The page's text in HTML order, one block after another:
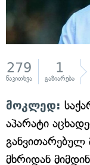
279
წაკითხვა
1
გაზიარება
მოკლედ:
აპარატი
განვითარებულ
მხრიდან